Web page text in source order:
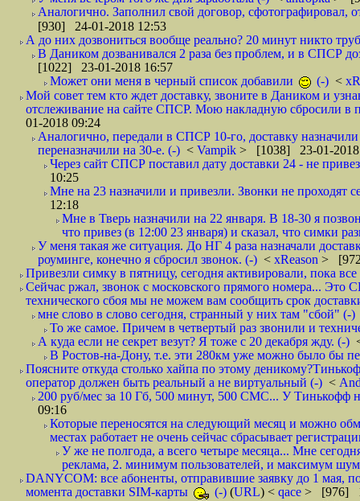
Аналогично. Заполнил свой договор,
[930] 24-01-2018 12:53
А до них дозвониться вообще реально? 20 минут никто
В Даником дозванивался 2 раза без проблем, и в СПСР
[1022] 23-01-2018 16:57
Может они меня в черный список добавили
(-) <
Мой совет тем кто ждет доставку, звоните в Даником и
отслеживание на сайте СПСР. Мою накладную сбросили
01-2018 09:24
Аналогично, передали в СПСР 10-го, доставку
переназначили на 30-е. (-) < Vampik > [1038] 23-01-2018
Через сайт СПСР поставил дату доставки 24 - не
10:25
Мне на 23 назначили и привезли. Звонки не
12:18
Мне в Тверь назначили на 22 января. В 18-30 я
что привез (в 12:00 23 января) и сказал, что симки
У меня такая же ситуация. До НГ 4 раза назначали
роуминге, конечно я сбросил звонок. (-) < xReason >
Привезли симку в пятницу, сегодня активировали, пока
Сейчас ржал, звонок с московского прямого номера... Это
технического сбоя мы не можем вам сообщить срок
мне слово в слово сегодня, странный у них там "сбой" (-)
То же самое. Причем в четвертый раз звонили и
А куда если не секрет везут? Я тоже с 20 декабря жду. (-)
В Ростов-на-Дону, т.е. эти 280км уже можно было бы
Поясните откуда столько хайпа по этому
оператор должен быть реальный а не виртуальный (-) <
200 руб/мес за 10 Гб, 500 минут, 500 СМС... У Тинькофф
09:16
Которые переносятся на следующий месяц и можно
местах работает не очень сейчас сбрасывает
У же не полгода, а всего четыре месяца... Мне
реклама, 2. минимум пользователей, и максимум
DANYCOM: все абоненты, отправившие заявку до 1 мая,
момента доставки SIM-карты
(-) (URL) < qace > [976]